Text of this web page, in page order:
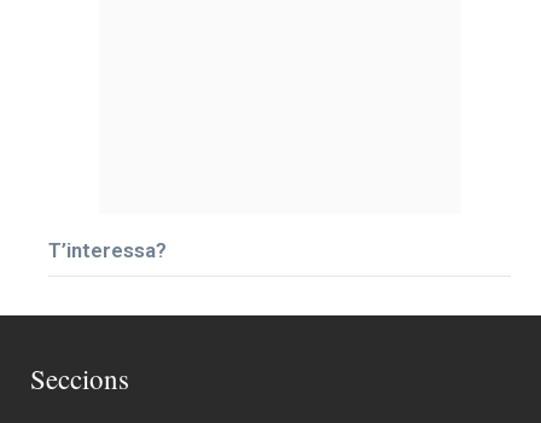
T’interessa?
Seccions